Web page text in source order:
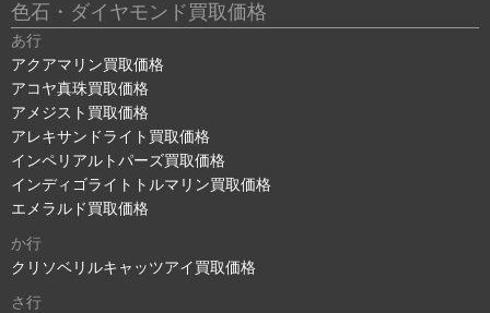
色石・ダイヤモンド買取価格
あ行
アクアマリン買取価格
アコヤ真珠買取価格
アメジスト買取価格
アレキサンドライト買取価格
インペリアルトパーズ買取価格
インディゴライトトルマリン買取価格
エメラルド買取価格
か行
クリソベリルキャッツアイ買取価格
さ行